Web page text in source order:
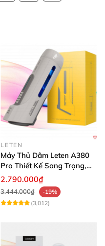
LETEN
Máy Thủ Dâm Leten A380
Pro Thiết Kế Sang Trọng,
Cảm Giác Thật
2.790.000₫
3.444.000₫
-19%
(3,012)